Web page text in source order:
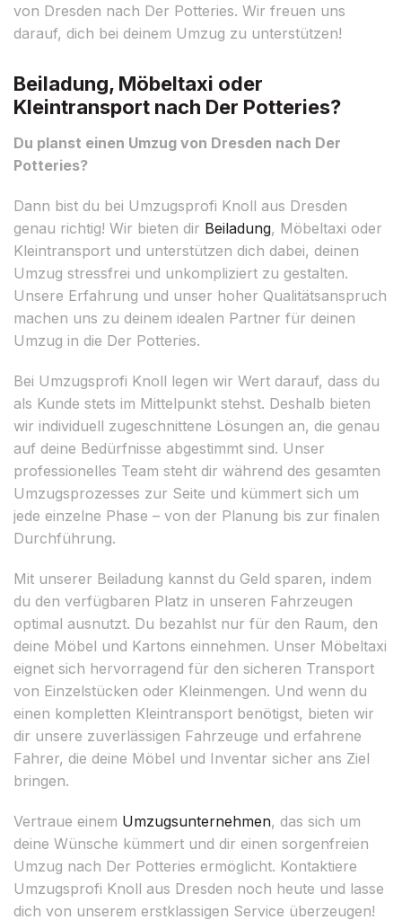
von Dresden nach Der Potteries. Wir freuen uns
darauf, dich bei deinem Umzug zu unterstützen!
Beiladung, Möbeltaxi oder
Kleintransport nach Der Potteries?
Du planst einen Umzug von Dresden nach Der
Potteries?
Dann bist du bei Umzugsprofi Knoll aus Dresden
genau richtig! Wir bieten dir Beiladung, Möbeltaxi oder
Kleintransport und unterstützen dich dabei, deinen
Umzug stressfrei und unkompliziert zu gestalten.
Unsere Erfahrung und unser hoher Qualitätsanspruch
machen uns zu deinem idealen Partner für deinen
Umzug in die Der Potteries.
Bei Umzugsprofi Knoll legen wir Wert darauf, dass du
als Kunde stets im Mittelpunkt stehst. Deshalb bieten
wir individuell zugeschnittene Lösungen an, die genau
auf deine Bedürfnisse abgestimmt sind. Unser
professionelles Team steht dir während des gesamten
Umzugsprozesses zur Seite und kümmert sich um
jede einzelne Phase – von der Planung bis zur finalen
Durchführung.
Mit unserer Beiladung kannst du Geld sparen, indem
du den verfügbaren Platz in unseren Fahrzeugen
optimal ausnutzt. Du bezahlst nur für den Raum, den
deine Möbel und Kartons einnehmen. Unser Möbeltaxi
eignet sich hervorragend für den sicheren Transport
von Einzelstücken oder Kleinmengen. Und wenn du
einen kompletten Kleintransport benötigst, bieten wir
dir unsere zuverlässigen Fahrzeuge und erfahrene
Fahrer, die deine Möbel und Inventar sicher ans Ziel
bringen.
Vertraue einem Umzugsunternehmen, das sich um
deine Wünsche kümmert und dir einen sorgenfreien
Umzug nach Der Potteries ermöglicht. Kontaktiere
Umzugsprofi Knoll aus Dresden noch heute und lasse
dich von unserem erstklassigen Service überzeugen!